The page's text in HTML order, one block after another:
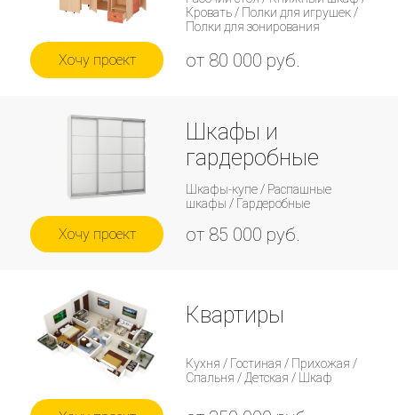
Кровать / Полки для игрушек /
Полки для зонирования
от 80 000 руб.
Хочу проект
Шкафы и
гардеробные
Шкафы-купе / Распашные
шкафы / Гардеробные
от 85 000 руб.
Хочу проект
Квартиры
Кухня / Гостиная / Прихожая /
Спальня / Детская / Шкаф